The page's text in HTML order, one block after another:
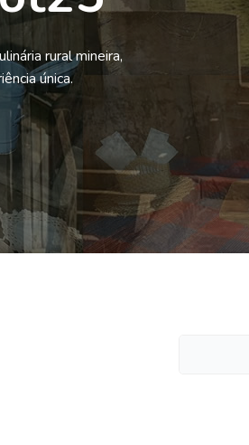
rural mineira,
única.